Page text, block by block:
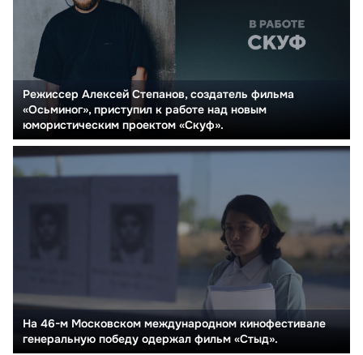
Режиссер Алексей Степанов, создатель фильма
«Осьминог», приступил к работе над новым
юмористическим проектом «Скуф».
На 46-м Московском международном кинофестивале
генеральную победу одержал фильм «Стыд».